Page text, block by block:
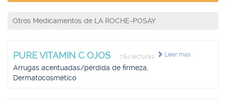
Otros Medicamentos de LA ROCHE-POSAY
Leer más
PURE VITAMIN C OJOS 784 lecturas
Arrugas acentuadas/pérdida de firmeza,
Dermatocosmético